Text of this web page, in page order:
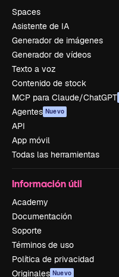
Spaces
Asistente de IA
Generador de imágenes
Generador de vídeos
Texto a voz
Contenido de stock
MCP para Claude/ChatGPT
Agentes Nuevo
API
App móvil
Todas las herramientas
Información útil
Academy
Documentación
Soporte
Términos de uso
Política de privacidad
Originales Nuevo